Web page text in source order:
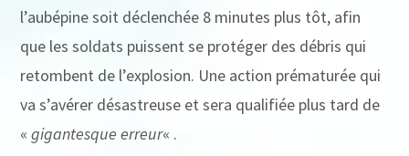
l’aubépine soit déclenchée 8 minutes plus tôt, afin
que les soldats puissent se protéger des débris qui
retombent de l’explosion. Une action prématurée qui
va s’avérer désastreuse et sera qualifiée plus tard de
«gigantesque erreur« .